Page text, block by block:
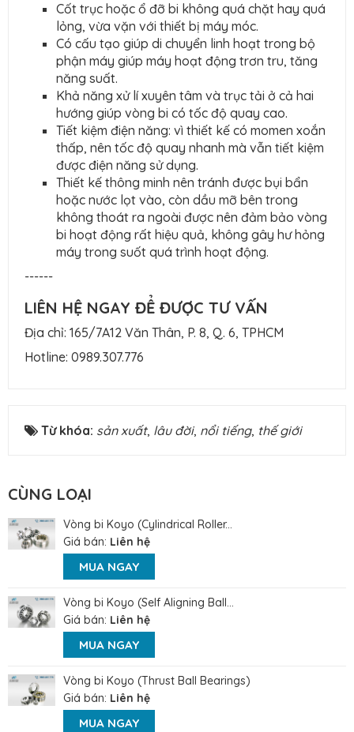
Cốt trục hoặc ổ đỡ bi không quá chặt hay quá
lỏng, vừa vặn với thiết bị máy móc.
Có cấu tạo giúp di chuyển linh hoạt trong bộ
phận máy giúp máy hoạt động trơn tru, tăng
năng suất.
Khả năng xử lí xuyên tâm và trục tải ở cả hai
hướng giúp vòng bi có tốc độ quay cao.
Tiết kiệm điện năng: vì thiết kế có momen xoắn
thấp, nên tốc độ quay nhanh mà vẫn tiết kiệm
được điện năng sử dụng.
Thiết kế thông minh nên tránh được bụi bẩn
hoặc nước lọt vào, còn dầu mỡ bên trong
không thoát ra ngoài được nên đảm bảo vòng
bi hoạt động rất hiệu quả, không gây hư hỏng
máy trong suốt quá trình hoạt động.
------
LIÊN HỆ NGAY ĐỂ ĐƯỢC TƯ VẤN
Địa chỉ: 165/7A12 Văn Thân, P. 8, Q. 6, TPHCM
Hotline: 0989.307.776
Từ khóa: sản xuất, lâu đời, nổi tiếng, thế giới
CÙNG LOẠI
Vòng bi Koyo (Cylindrical Roller...
Giá bán: Liên hệ
MUA NGAY
Vòng bi Koyo (Self Aligning Ball...
Giá bán: Liên hệ
MUA NGAY
Vòng bi Koyo (Thrust Ball Bearings)
Giá bán: Liên hệ
MUA NGAY